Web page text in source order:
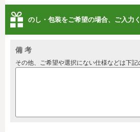
のし・包装をご希望の場合、ご入力
備 考
その他、ご希望や選択にない仕様などは下記